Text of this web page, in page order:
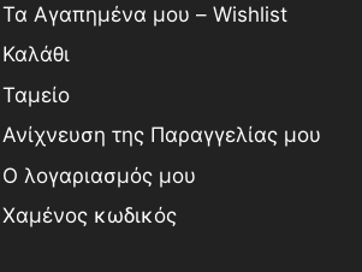
Τα Αγαπημένα μου – Wishlist
Καλάθι
Ταμείο
Ανίχνευση της Παραγγελίας μου
Ο λογαριασμός μου
Χαμένος κωδικός